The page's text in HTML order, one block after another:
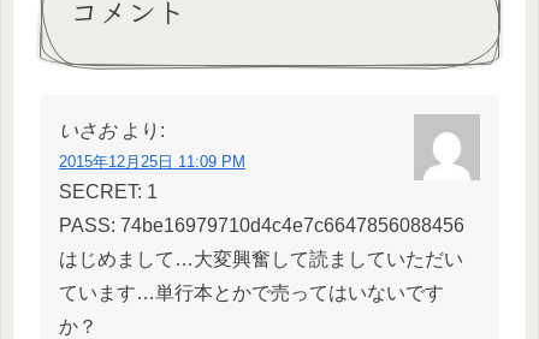
コメント
いさお より:
2015年12月25日 11:09 PM
SECRET: 1
PASS: 74be16979710d4c4e7c6647856088456
はじめまして…大変興奮して読ましていただい
ています…単行本とかで売ってはいないです
か？